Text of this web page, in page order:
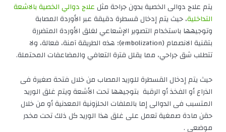
يتم علاج دوالى الخصية بدون جراحة مثلعلاج دوالي الخصية بالاشعة
التداخلية، حيث يتم إدخال قسطرة دقيقة عبر الأوردة المصابة
وتوجيهها باستخدام التصوير الإشعاعي لغلق الأوردة المتضررة
بتقنية الانصمام (embolization)؛ هذه الطريقة آمنة، فعالة، ولا
تتطلب شق جراحي، مما يقلل فترة التعافي والمضاعفات المحتملة.
حيث يتم إدخال القسطرة للوريد المصاب من خلال فتحة صغيرة فى
الذراع أو الفخذ أو الرقبة بتوجيهها تحت الأشعة ويتم غلق الوريد
المتسبب فى الدوالى إما بالملفات الحلزونية المعدنية أو من خلال
حقن مادة صمغية تعمل على غلق هذا الوريد كل ذلك تحت مخدر
موضعى .